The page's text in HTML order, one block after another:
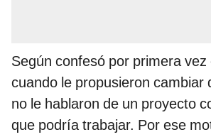
Según confesó por primera vez
cuando le propusieron cambiar
no le hablaron de un proyecto
que podría trabajar. Por ese